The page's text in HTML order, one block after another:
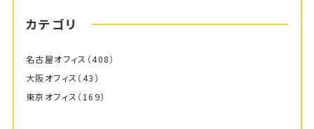
カテゴリ
名古屋オフィス （408）
大阪オフィス （43）
東京オフィス （169）